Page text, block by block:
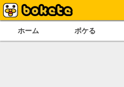
ホーム ボケる